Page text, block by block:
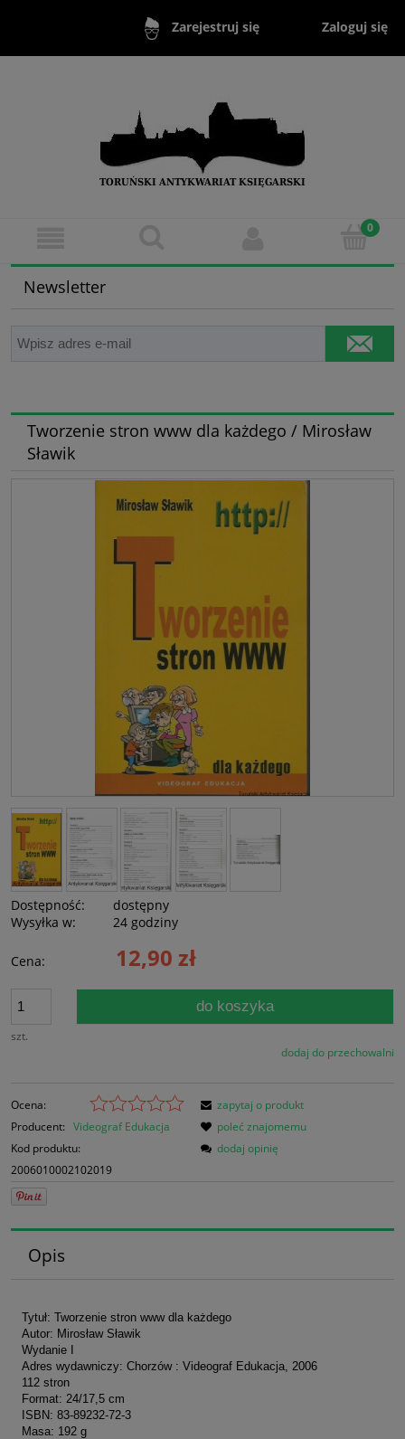
Zarejestruj się Zaloguj się
Newsletter
Tworzenie stron www dla każdego / Mirosław
Sławik
Dostępność:
dostępny
Wysyłka w:
24 godziny
Cena: 12,90 zł
szt.
do koszyka
dodaj do przechowalni
Ocena:
Producent: Videograf Edukacja
Kod produktu:
2006010002102019
zapytaj o produkt
poleć znajomemu
dodaj opinię
Opis
Tytuł: Tworzenie stron www dla każdego
Autor: Mirosław Sławik
Wydanie I
Adres wydawniczy: Chorzów : Videograf Edukacja, 2006
112 stron
Format: 24/17,5 cm
ISBN: 83-89232-72-3
Masa: 192 g